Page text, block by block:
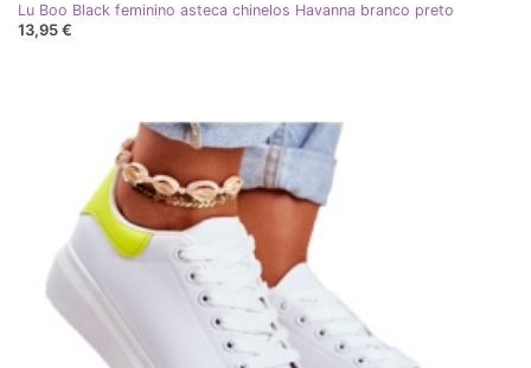
Lu Boo Black feminino asteca chinelos Havanna branco preto
13,95 €